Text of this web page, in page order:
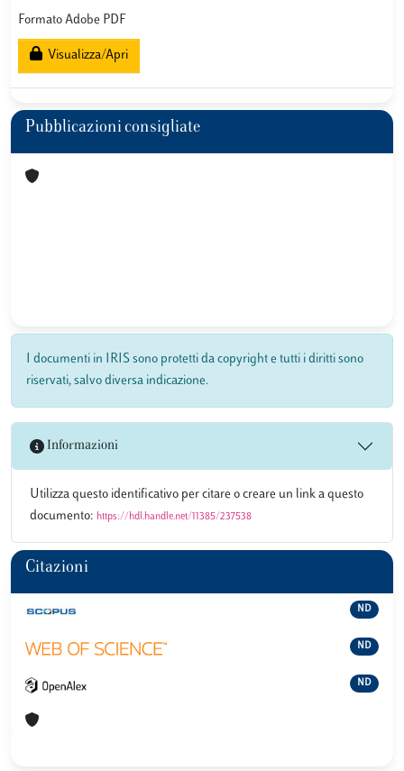
Formato Adobe PDF
Visualizza/Apri
Pubblicazioni consigliate
I documenti in IRIS sono protetti da copyright e tutti i diritti sono
riservati, salvo diversa indicazione.
Informazioni
Utilizza questo identificativo per citare o creare un link a questo
documento: https://hdl.handle.net/11385/237538
Citazioni
ND
ND
ND